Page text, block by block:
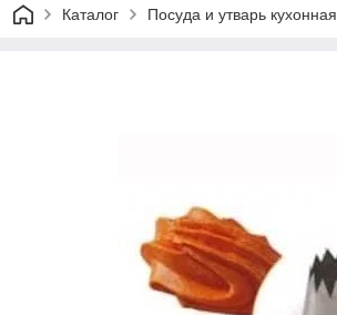
Каталог Посуда и утварь кухонная